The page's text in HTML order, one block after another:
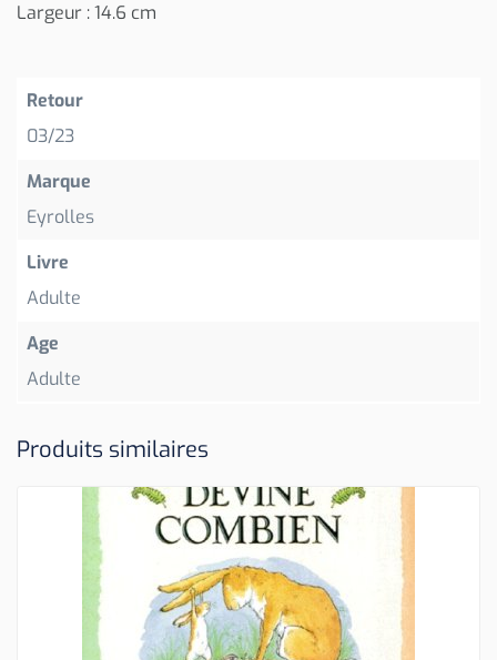
Largeur : 14.6 cm
Retour
03/23
Marque
Eyrolles
Livre
Adulte
Age
Adulte
Produits similaires